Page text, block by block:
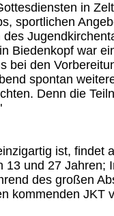
in
sportlichen
Biedenkopf war
bei den
spontan
Denn die
ist, findet
13 und 27 Jahren;
des großen
kommenden JKT